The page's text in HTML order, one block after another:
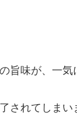
旨味が、一気
されてしまい